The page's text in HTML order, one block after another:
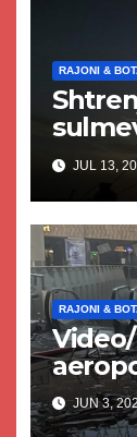
RAJONI &
JUL 13,
RAJONI &
sulmit
dhe
JUN 3,